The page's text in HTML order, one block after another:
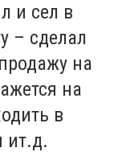
и сел в
– сделал
на
на
в
ит.д.